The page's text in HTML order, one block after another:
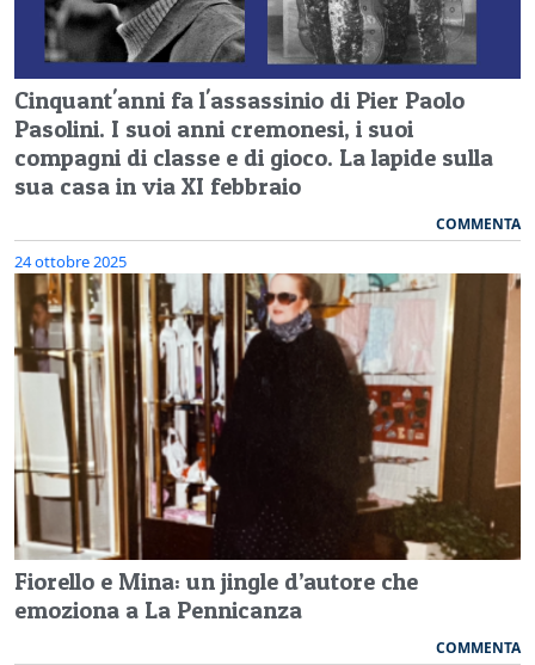
Cinquant'anni fa l'assassinio di Pier Paolo
Pasolini. I suoi anni cremonesi, i suoi
compagni di classe e di gioco. La lapide sulla
sua casa in via XI febbraio
COMMENTA
24 ottobre 2025
Fiorello e Mina: un jingle d’autore che
emoziona a La Pennicanza
COMMENTA